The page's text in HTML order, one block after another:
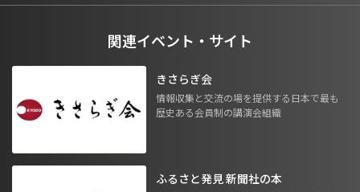
関連イベント・サイト
きさらぎ会
情報収集と交流の場を提供する日本で最も
歴史ある会員制の講演会組織
ふるさと発見 新聞社の本